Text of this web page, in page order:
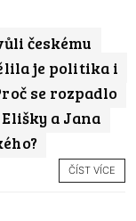
českému
je politika i
se rozpadlo
a Jana
ČÍST VÍCE